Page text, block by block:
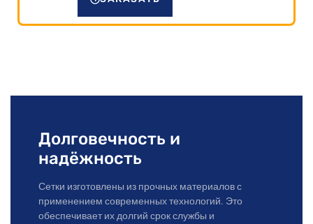
Долговечность и
надёжность
Сетки изготовлены из прочных материалов с
применением современных технологий. Это
обеспечивает их долгий срок службы и